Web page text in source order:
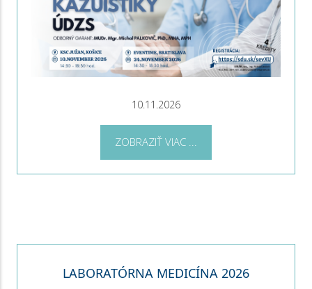
10.11.2026
ZOBRAZIŤ VIAC ...
LABORATÓRNA MEDICÍNA 2026